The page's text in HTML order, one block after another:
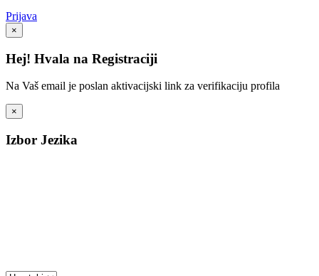
Prijava
×
Hej! Hvala na Registraciji
Na Vaš email je poslan aktivacijski link za verifikaciju profila
×
Izbor Jezika